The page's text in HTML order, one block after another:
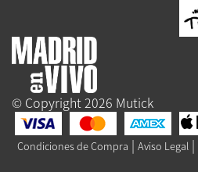
© Copyright 2026 Mutick
Condiciones de Compra | Aviso Legal |